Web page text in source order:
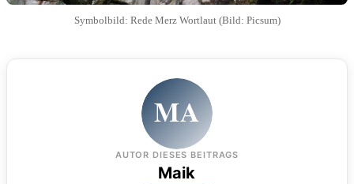
Symbolbild: Rede Merz Wortlaut (Bild: Picsum)
MA
AUTOR DIESES BEITRAGS
Maik